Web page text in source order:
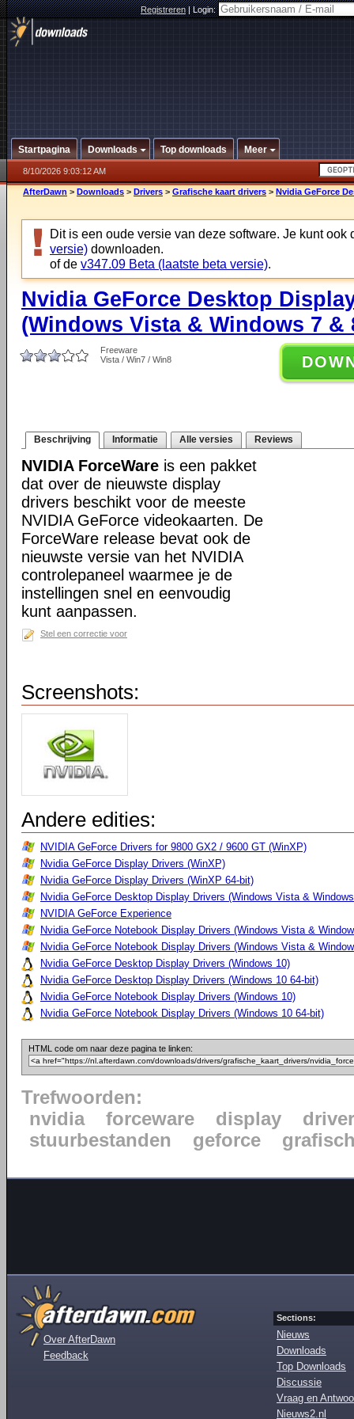
Registreren|Login:
Startpagina Downloads Top downloads Meer
8/10/2026 9:03:12 AM
AfterDawn > Downloads > Drivers > Grafische kaart drivers > Nvidia GeForce
Dit is een oude versie van deze software. Je kunt ook
versie) downloaden.
of de v347.09 Beta (laatste beta versie).
Nvidia GeForce Desktop
(Windows Vista & Windows 7 &
Freeware
Vista / Win7 / Win8
Beschrijving Informatie Alle versies Reviews
NVIDIA ForceWare is een pakket
dat over de nieuwste display
drivers beschikt voor de meeste
NVIDIA GeForce videokaarten. De
ForceWare release bevat ook de
nieuwste versie van het NVIDIA
controlepaneel waarmee je de
instellingen snel en eenvoudig
kunt aanpassen.
Stel een correctie voor
Screenshots:
Andere edities:
NVIDIA GeForce Drivers for 9800 GX2 / 9600 GT (WinXP)
Nvidia GeForce Display Drivers (WinXP)
Nvidia GeForce Display Drivers (WinXP 64-bit)
Nvidia GeForce Desktop Display Drivers (Windows Vista &
NVIDIA GeForce Experience
Nvidia GeForce Notebook Display Drivers (Windows Vista &
Nvidia GeForce Notebook Display Drivers (Windows Vista &
Nvidia GeForce Desktop Display Drivers (Windows 10)
Nvidia GeForce Desktop Display Drivers (Windows 10 64-bit)
Nvidia GeForce Notebook Display Drivers (Windows 10)
Nvidia GeForce Notebook Display Drivers (Windows 10 64-bit)
HTML code om naar deze pagina te linken:
Trefwoorden:
nvidia
forceware display
driver
stuurbestanden
geforce
Over AfterDawn
Feedback
Sections:
Nieuws
Downloads
Top Downloads
Discussie
Vraag en
Nieuws2.nl